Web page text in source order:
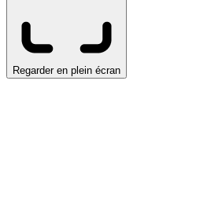
Regarder en plein écran